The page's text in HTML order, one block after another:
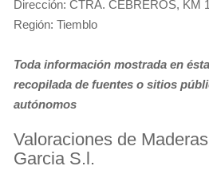
Dirección: CTRA. CEBREROS, KM 1
Región: Tiemblo
Toda información mostrada en
recopilada de fuentes o sitios
autónomos
Valoraciones de
Garcia S.l.